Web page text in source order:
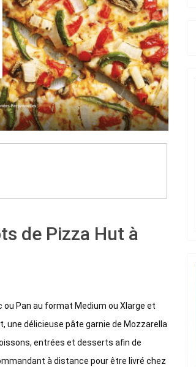
de Pizza Hut à
ou Pan au format Medium ou Xlarge et
une délicieuse pâte garnie de Mozzarella
entrées et desserts afin de
à distance pour être livré chez